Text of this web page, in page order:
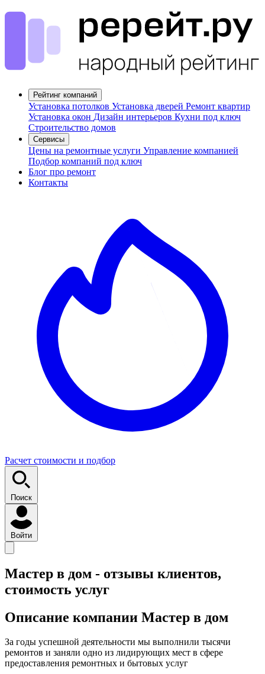
Рейтинг компаний
Установка потолков Установка дверей Ремонт квартир
Установка окон Дизайн интерьеров Кухни под ключ
Строительство домов
Сервисы
Цены на ремонтные услуги Управление компанией
Подбор компаний под ключ
Блог про ремонт
Контакты
Расчет стоимости и подбор
Поиск
Войти
Мастер в дом - отзывы клиентов,
стоимость услуг
Описание компании Мастер в дом
За годы успешной деятельности мы выполнили тысячи
ремонтов и заняли одно из лидирующих мест в сфере
предоставления ремонтных и бытовых услуг